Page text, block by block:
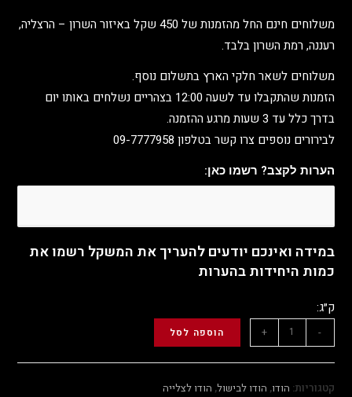
משלוחים חינם החל מהזמנות של 450 שקל באיזור השרון – הרצליה,
רעננה, רמת השרון בלבד.
משלוחים לשאר חלקי הארץ בתשלום נוסף.
הזמנות שהתקבלו עד לשעה 12:00 בצהריים נשלחים באותו יום
בדרך כלל עד 3 שעות מרגע ההזמנה.
לבירורים נוספים צרו קשר בטלפון 09-7777958
הערות לקצב? רשמו כאן:
במידה ואינכם יודעים להעריך את המשקל רשמו את
כמות היחידות בהערות
ק״ג:
-
+ הוספה לסל
קטגוריות: הודו, הודו לבישול, הודו לצלייה